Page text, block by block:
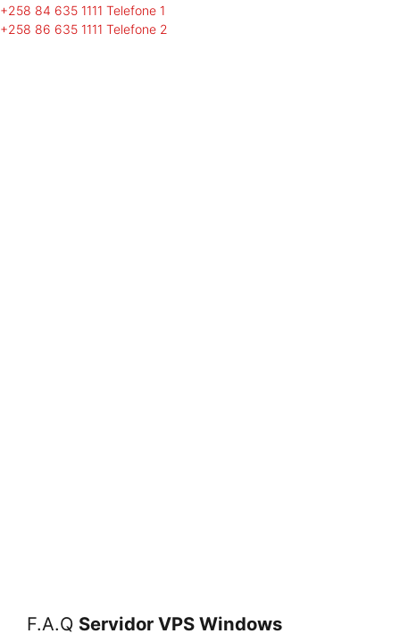
+258 84 635 1111 Telefone 1
+258 86 635 1111 Telefone 2
F.A.Q Servidor VPS Windows